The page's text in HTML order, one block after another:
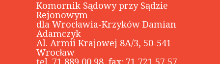
Komornik Sądowy przy Sądzie
Rejonowym
dla Wrocławia-Krzyków Damian
Adamczyk
Al. Armii Krajowej 8A/3, 50-541
Wrocław
tel. 71 889 00 98, fax: 71 721 57 57